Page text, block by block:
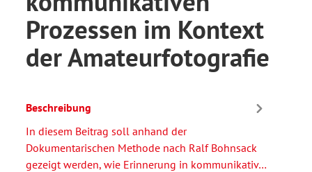
Prozessen im Kontext
der Amateurfotografie
Beschreibung
In diesem Beitrag soll anhand der
Dokumentarischen Methode nach Ralf Bohnsack
gezeigt werden, wie Erinnerung in kommunikativ…